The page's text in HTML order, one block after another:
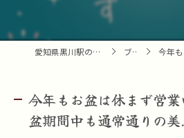
愛知県黒川駅の焼肉なら焼肉 牛炭 ブログ 今年もお盆
今年もお盆は休まず営
盆期間中も通常通りの